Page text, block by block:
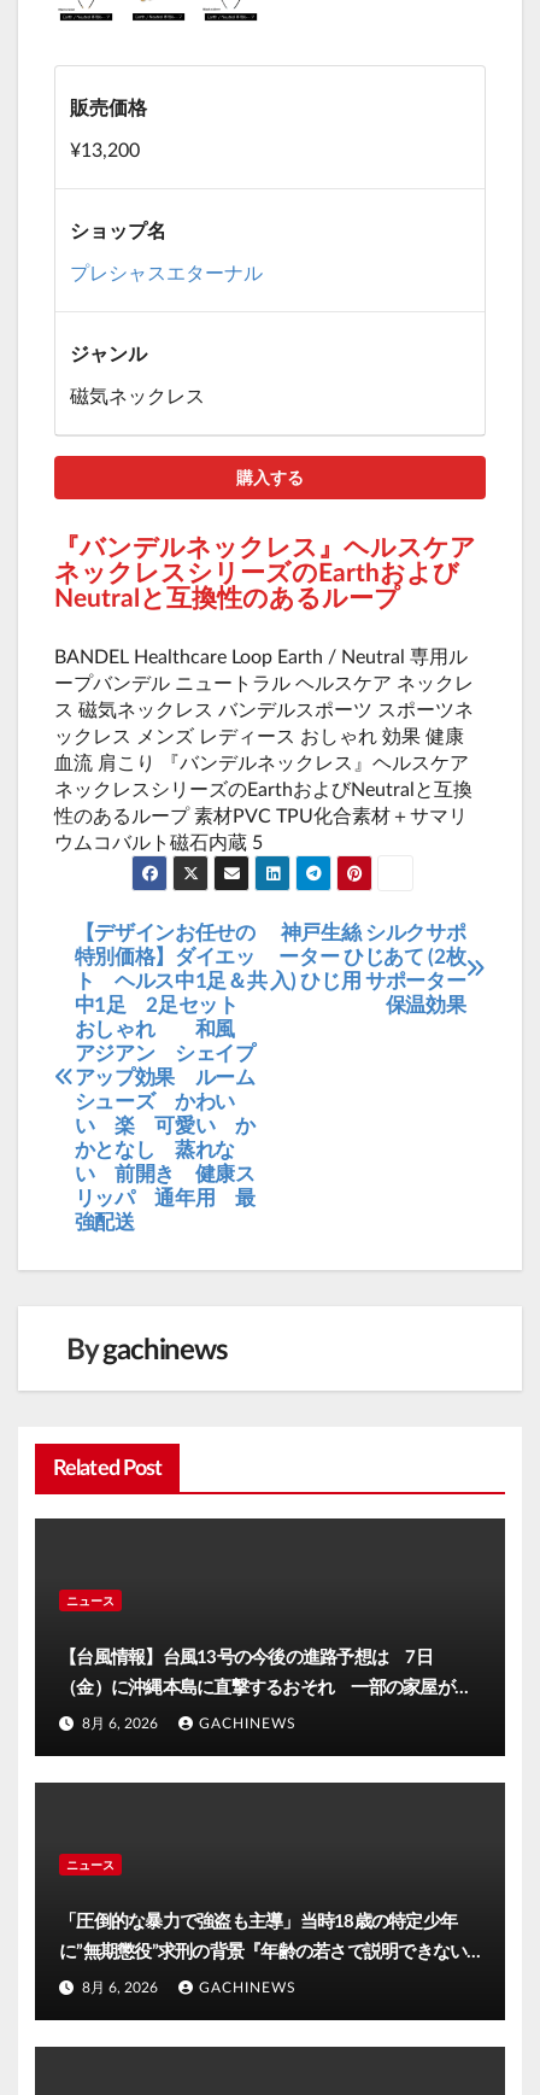
販売価格
¥13,200
ショップ名
プレシャスエターナル
ジャンル
磁気ネックレス
購入する
『バンデルネックレス』ヘルスケア
ネックレスシリーズのEarthおよび
Neutralと互換性のあるループ
BANDEL Healthcare Loop Earth / Neutral 専用ル
ープバンデル ニュートラル ヘルスケア ネックレ
ス 磁気ネックレス バンデルスポーツ スポーツネ
ックレス メンズ レディース おしゃれ 効果 健康
血流 肩こり 『バンデルネックレス』ヘルスケア
ネックレスシリーズのEarthおよびNeutralと互換
性のあるループ 素材PVC TPU化合素材＋サマリ
ウムコバルト磁石内蔵 5
投
稿
ナ
ビ
ゲ
ー
シ
ョ
ン
神戸生絲 シルクサポ
ーター ひじあて (2枚
入) ひじ用 サポーター
保温効果
【デザインお任せの
特別価格】ダイエッ
ト ヘルス中1足＆共
中1足 2足セット
おしゃれ 和風
アジアン シェイプ
アップ効果 ルーム
シューズ かわい
い 楽 可愛い か
かとなし 蒸れな
い 前開き 健康ス
リッパ 通年用 最
強配送
Bygachinews
Related Post
ニュース
【台風情報】台風13号の今後の進路予想は 7日
（金）に沖縄本島に直撃するおそれ 一部の家屋が倒
壊するおそれがある猛烈な風が吹く見込み(FNNプライ
8月 6, 2026 GACHINEWS
ニュース
「圧倒的な暴力で強盗も主導」当時18歳の特定少年
に”無期懲役”求刑の背景『年齢の若さで説明できない
ほど悪質だと検察が判断』＜元裁判官が解説＞全国的
8月 6, 2026 GACHINEWS